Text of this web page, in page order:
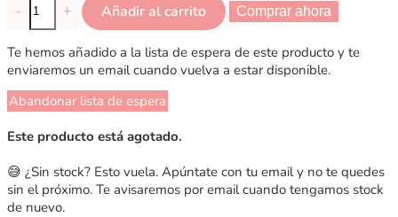
- + Añadir al carrito Comprar ahora
Te hemos añadido a la lista de espera de este producto y te
enviaremos un email cuando vuelva a estar disponible.
Abandonar lista de espera
Este producto está agotado.
😅 ¿Sin stock? Esto vuela. Apúntate con tu email y no te quedes
sin el próximo. Te avisaremos por email cuando tengamos stock
de nuevo.